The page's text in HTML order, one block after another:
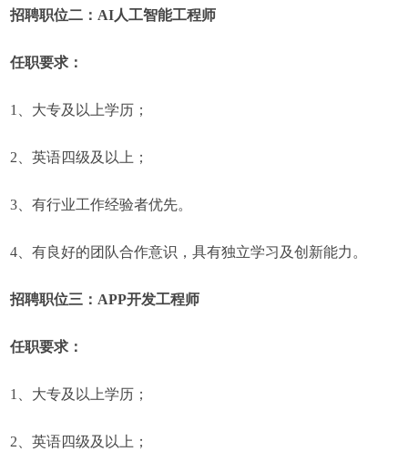
招聘职位二：AI人工智能工程师
任职要求：
1、大专及以上学历；
2、英语四级及以上；
3、有行业工作经验者优先。
4、有良好的团队合作意识，具有独立学习及创新能力。
招聘职位三：APP开发工程师
任职要求：
1、大专及以上学历；
2、英语四级及以上；